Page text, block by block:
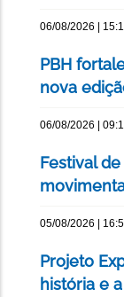
06/08/2026 |
PBH
nova
06/08/2026 |
Festival
05/08/2026 |
Projeto
história e